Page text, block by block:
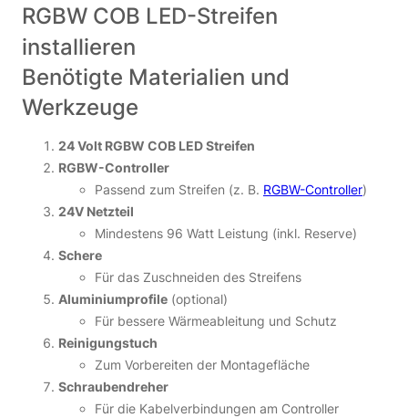
RGBW COB LED-Streifen
installieren
Benötigte Materialien und
Werkzeuge
24 Volt RGBW COB LED Streifen
RGBW-Controller
Passend zum Streifen (z. B. RGBW-Controller)
24V Netzteil
Mindestens 96 Watt Leistung (inkl. Reserve)
Schere
Für das Zuschneiden des Streifens
Aluminiumprofile (optional)
Für bessere Wärmeableitung und Schutz
Reinigungstuch
Zum Vorbereiten der Montagefläche
Schraubendreher
Für die Kabelverbindungen am Controller